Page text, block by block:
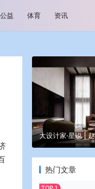
公益 体育 资讯
大设计家·星说 |
热门文章